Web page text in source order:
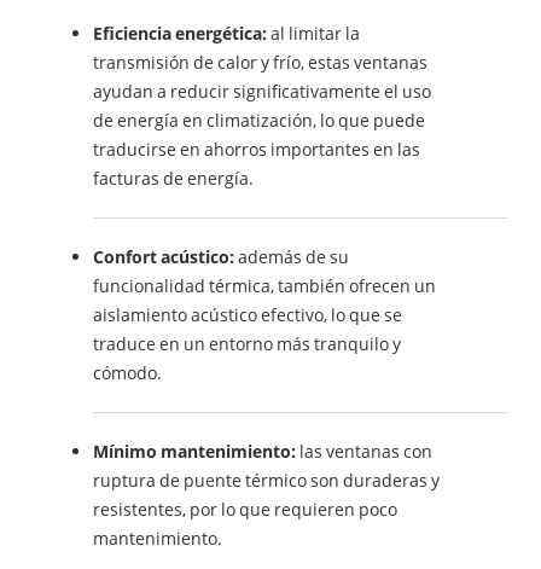
Eficiencia energética: al limitar la
transmisión de calor y frío, estas ventanas
ayudan a reducir significativamente el uso
de energía en climatización, lo que puede
traducirse en ahorros importantes en las
facturas de energía.
Confort acústico: además de su
funcionalidad térmica, también ofrecen un
aislamiento acústico efectivo, lo que se
traduce en un entorno más tranquilo y
cómodo.
Mínimo mantenimiento: las ventanas con
ruptura de puente térmico son duraderas y
resistentes, por lo que requieren poco
mantenimiento.